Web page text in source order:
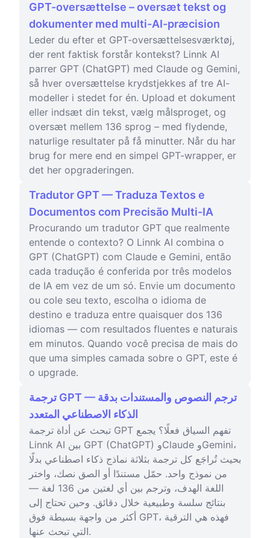
GPT-oversættelse – oversæt tekst og
dokumenter med multi-AI-præcision
Leder du efter et GPT-oversættelsesværktøj,
der rent faktisk forstår kontekst? Linnk AI
parrer GPT (ChatGPT) med Claude og Gemini,
så hver oversættelse krydstjekkes af tre AI-
modeller i stedet for én. Upload et dokument
eller indsæt din tekst, vælg målsproget, og
oversæt mellem 136 sprog – med flydende,
naturlige resultater på få minutter. Når du har
brug for mere end en simpel GPT-wrapper, er
det her opgraderingen.
Tradutor GPT — Traduza Textos e
Documentos com Precisão Multi-IA
Procurando um tradutor GPT que realmente
entende o contexto? O Linnk AI combina o
GPT (ChatGPT) com Claude e Gemini, então
cada tradução é conferida por três modelos
de IA em vez de um só. Envie um documento
ou cole seu texto, escolha o idioma de
destino e traduza entre quaisquer dos 136
idiomas — com resultados fluentes e naturais
em minutos. Quando você precisa de mais do
que uma simples camada sobre o GPT, este é
o upgrade.
ترجمة GPT — ترجم النصوص والمستندات بدقة
الذكاء الاصطناعي المتعدد
تبحث عن أداة ترجمة GPT تفهم السياق فعلًا؟ يجمع
Linnk AI بين GPT (ChatGPT) وClaude وGemini،
بحيث تُراجَع كل ترجمة بثلاثة نماذج ذكاء اصطناعي بدلًا
من نموذج واحد. حمّل مستندًا أو الصق نصك، واختر
اللغة الهدف، وترجم بين أي لغتين من 136 لغة —
بنتائج سلسة وطبيعية خلال دقائق. وحين تحتاج إلى
أكثر من واجهة بسيطة فوق GPT، فهذه هي الترقية
التي تبحث عنها.